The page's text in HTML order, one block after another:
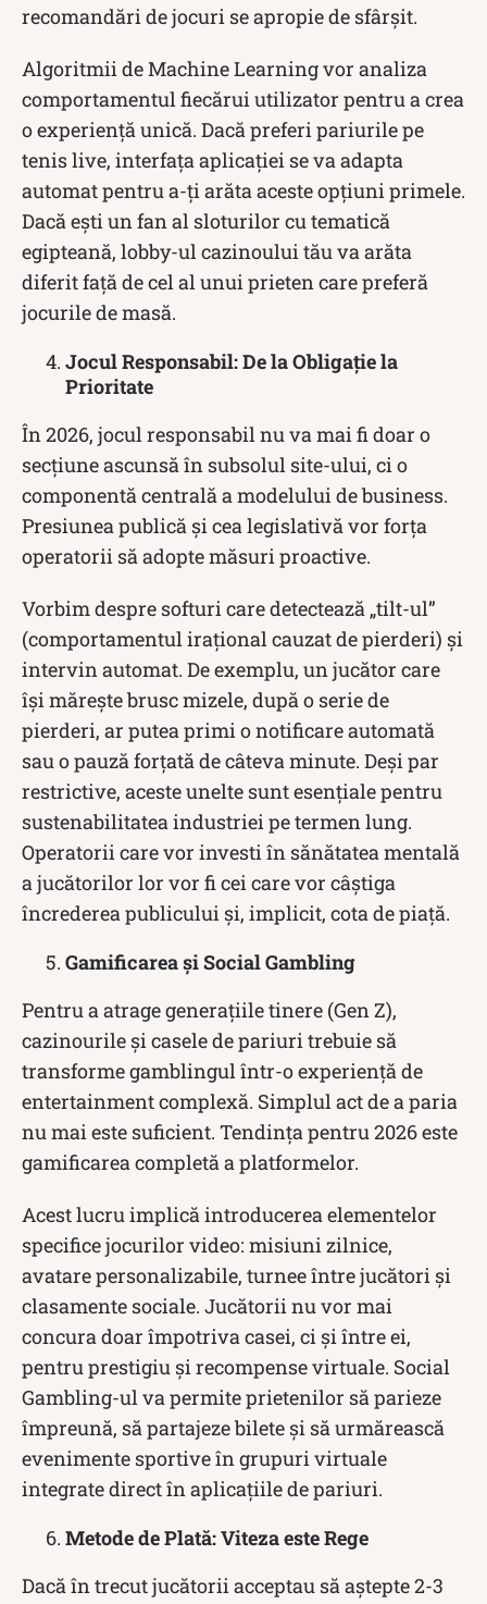
recomandări de jocuri se apropie de sfârșit.
Algoritmii de Machine Learning vor analiza
comportamentul fiecărui utilizator pentru a crea
o experiență unică. Dacă preferi pariurile pe
tenis live, interfața aplicației se va adapta
automat pentru a-ți arăta aceste opțiuni primele.
Dacă ești un fan al sloturilor cu tematică
egipteană, lobby-ul cazinoului tău va arăta
diferit față de cel al unui prieten care preferă
jocurile de masă.
Jocul Responsabil: De la Obligație la
Prioritate
În 2026, jocul responsabil nu va mai fi doar o
secțiune ascunsă în subsolul site-ului, ci o
componentă centrală a modelului de business.
Presiunea publică și cea legislativă vor forța
operatorii să adopte măsuri proactive.
Vorbim despre softuri care detectează „tilt-ul”
(comportamentul irațional cauzat de pierderi) și
intervin automat. De exemplu, un jucător care
își mărește brusc mizele, după o serie de
pierderi, ar putea primi o notificare automată
sau o pauză forțată de câteva minute. Deși par
restrictive, aceste unelte sunt esențiale pentru
sustenabilitatea industriei pe termen lung.
Operatorii care vor investi în sănătatea mentală
a jucătorilor lor vor fi cei care vor câștiga
încrederea publicului și, implicit, cota de piață.
Gamificarea și Social Gambling
Pentru a atrage generațiile tinere (Gen Z),
cazinourile și casele de pariuri trebuie să
transforme gamblingul într-o experiență de
entertainment complexă. Simplul act de a paria
nu mai este suficient. Tendința pentru 2026 este
gamificarea completă a platformelor.
Acest lucru implică introducerea elementelor
specifice jocurilor video: misiuni zilnice,
avatare personalizabile, turnee între jucători și
clasamente sociale. Jucătorii nu vor mai
concura doar împotriva casei, ci și între ei,
pentru prestigiu și recompense virtuale. Social
Gambling-ul va permite prietenilor să parieze
împreună, să partajeze bilete și să urmărească
evenimente sportive în grupuri virtuale
integrate direct în aplicațiile de pariuri.
Metode de Plată: Viteza este Rege
Dacă în trecut jucătorii acceptau să aștepte 2-3